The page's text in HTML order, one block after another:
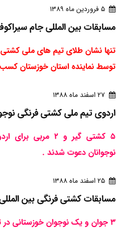
5 فروردين ماه 1389
مسابقات بین المللی جام
تنها نشان طلای تیم های ملی کشتی
توسط نماینده استان خوزستان
27 اسفند ماه 1388
اردوی تیم ملی کشتی فرنگی
5 کشتی گیر و 2
نوجوانان دعوت شدند .
25 اسفند ماه 1388
مسابقات کشتی فرنگی بین
3 جوان و یک نوجوان خوزستانی در ترکیب تیم های ملی .